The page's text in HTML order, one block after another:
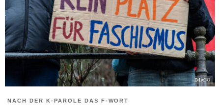
IMAGO
NACH DER K-PAROLE DAS F-WORT